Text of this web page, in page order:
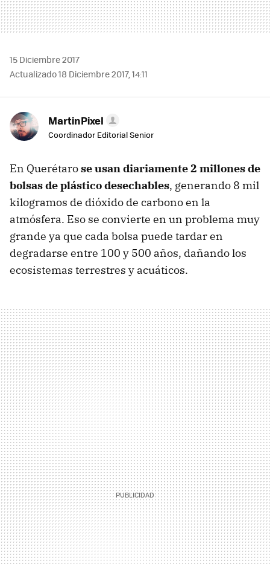
15 Diciembre 2017
Actualizado 18 Diciembre 2017, 14:11
MartinPixel
Coordinador Editorial Senior
En Querétarose usan diariamente 2 millones de
bolsas de plástico desechables, generando 8 mil
kilogramos de dióxido de carbono en la
atmósfera. Eso se convierte en un problema muy
grande ya que cada bolsa puede tardar en
degradarse entre 100 y 500 años, dañando los
ecosistemas terrestres y acuáticos.